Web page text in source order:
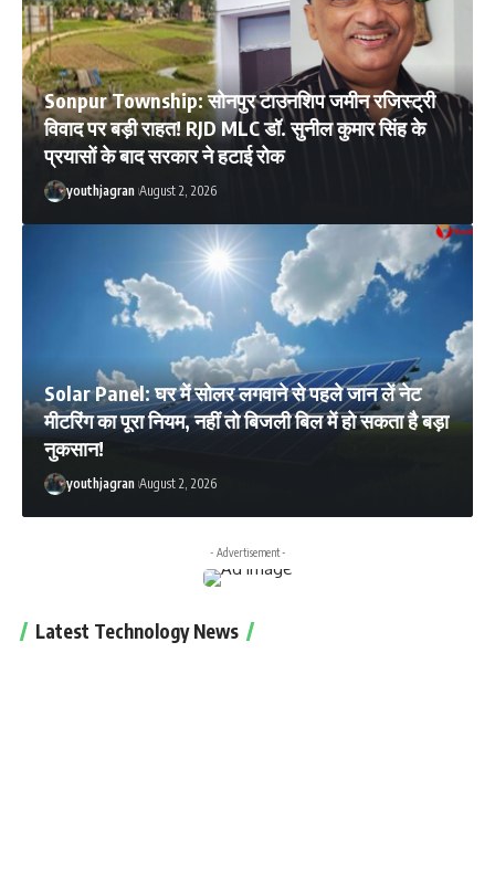
Sonpur Township: सोनपुर टाउनशिप जमीन रजिस्ट्री
विवाद पर बड़ी राहत! RJD MLC डॉ. सुनील कुमार सिंह के
प्रयासों के बाद सरकार ने हटाई रोक
youthjagran August 2, 2026
Solar Panel: घर में सोलर लगवाने से पहले जान लें नेट
मीटरिंग का पूरा नियम, नहीं तो बिजली बिल में हो सकता है बड़ा
नुकसान!
youthjagran August 2, 2026
- Advertisement -
Latest Technology News